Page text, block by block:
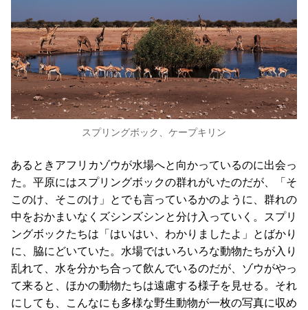
スプリングボック、ケープキリン
あるときアフリカゾウが水場へと向かっているのに出会っ
た。平原にはスプリングボックの群れがいたのだが、「そ
このけ、そこのけ」とでも言っているかのように、群れの
中をおかまいなくズシンズシンと分け入っていく。スプリ
ングボックたちは「はいはい、わかりましたよ」とばかり
に、脇にどいていた。水場ではいろいろな動物たちが入り
乱れて、水を分かち合って飲んでいるのだが、ゾウがやっ
て来ると、ほかの動物たちは遠慮する様子を見せる。それ
にしても、こんなにも多様な野生動物が一枚の写真に収め